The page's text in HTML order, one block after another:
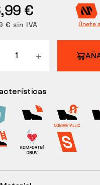
€
€ sin IVA Únete